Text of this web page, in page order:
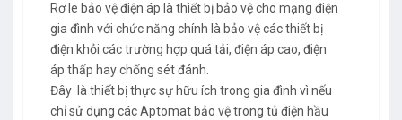
Rơ le bảo vệ điện áp là thiết bị bảo vệ cho mạng điện
gia đình với chức năng chính là bảo vệ các thiết bị
điện khỏi các trường hợp quá tải, điện áp cao, điện
áp thấp hay chống sét đánh.
Đây là thiết bị thực sự hữu ích trong gia đình vì nếu
chỉ sử dụng các Aptomat bảo vệ trong tủ điện hầu